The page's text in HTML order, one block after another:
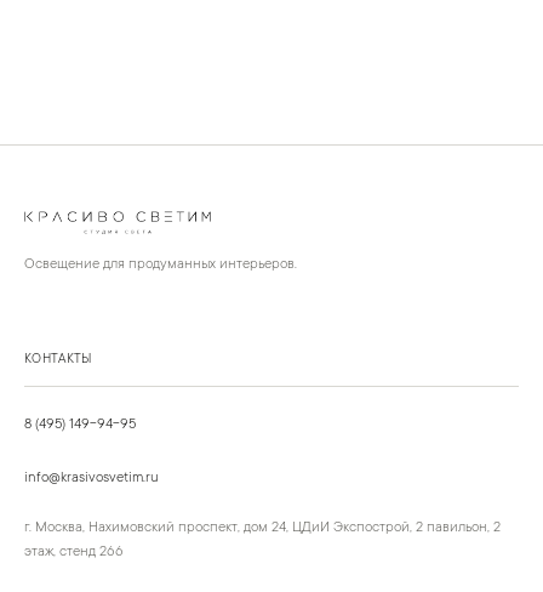
Освещение для продуманных интерьеров.
КОНТАКТЫ
8 (495) 149-94-95
info@krasivosvetim.ru
г. Москва, Нахимовский проспект, дом 24, ЦДиИ Экспострой, 2 павильон, 2
этаж, стенд 266